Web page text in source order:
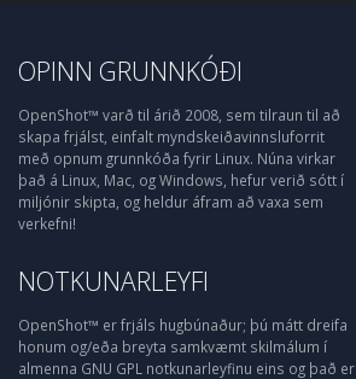
OPINN GRUNNKÓÐI
OpenShot™ varð til árið 2008, sem tilraun til að
skapa frjálst, einfalt myndskeiðavinnsluforrit
með opnum grunnkóða fyrir Linux. Núna virkar
það á Linux, Mac, og Windows, hefur verið sótt í
miljónir skipta, og heldur áfram að vaxa sem
verkefni!
NOTKUNARLEYFI
OpenShot™ er frjáls hugbúnaður; þú mátt dreifa
honum og/eða breyta samkvæmt skilmálum í
almenna GNU GPL notkunarleyfinu eins og það er